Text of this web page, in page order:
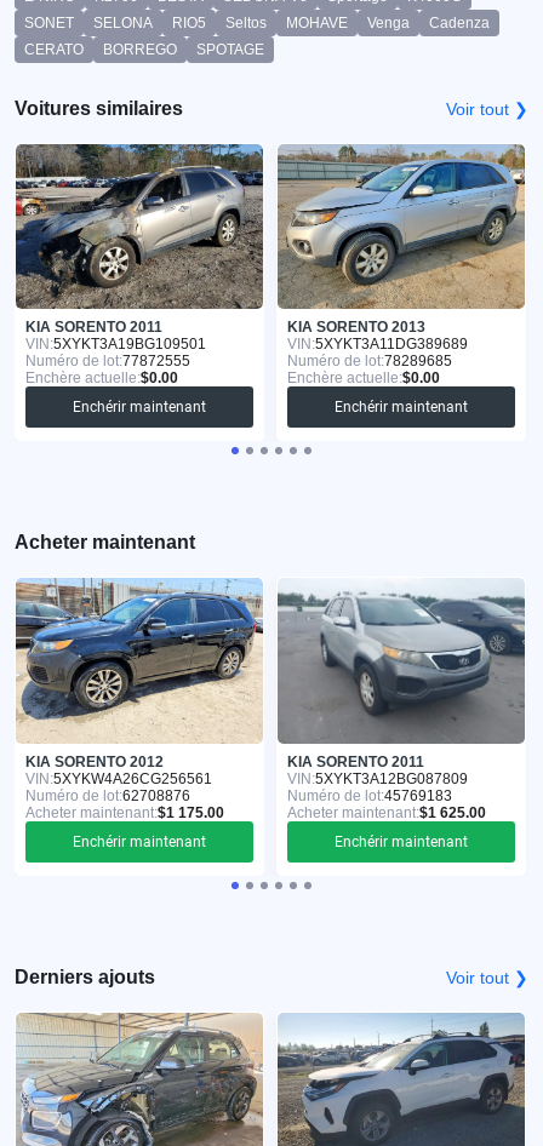
SONET
SELONA RIO5 Seltos MOHAVE Venga
Cadenza
CERATO
BORREGO SPOTAGE
Voitures similaires Voir tout ❯
KIA SORENTO 2011
VIN:5XYKT3A19BG109501
Numéro de lot:77872555
Enchère actuelle:$0.00
Enchérir maintenant
KIA SORENTO 2013
VIN:5XYKT3A11DG389689
Numéro de lot:78289685
Enchère actuelle:$0.00
Enchérir maintenant
Acheter maintenant
KIA SORENTO 2012
VIN:5XYKW4A26CG256561
Numéro de lot:62708876
Acheter maintenant:$1 175.00
Enchérir maintenant
KIA SORENTO 2011
VIN:5XYKT3A12BG087809
Numéro de lot:45769183
Acheter maintenant:$1 625.00
Enchérir maintenant
Derniers ajouts Voir tout ❯